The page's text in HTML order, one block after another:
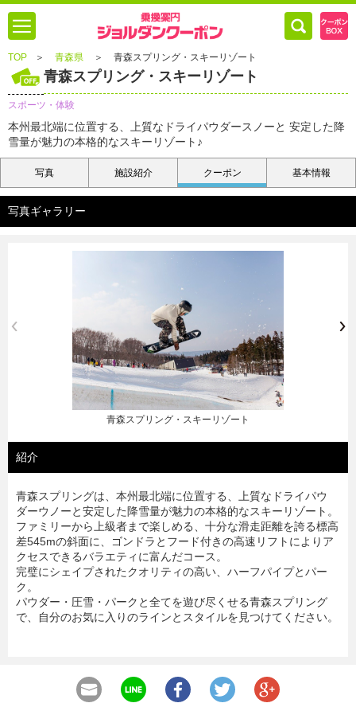
TOP ＞ 青森県 ＞ 青森スプリング・スキーリゾート
青森スプリング・スキーリゾート
スポーツ・体験
本州最北端に位置する、上質なドライパウダースノーと 安定した降
雪量が魅力の本格的なスキーリゾート♪
写真 施設紹介 クーポン 基本情報
写真ギャラリー
青森スプリング・スキーリゾート
紹介
青森スプリングは、本州最北端に位置する、上質なドライパウ
ダーウノーと安定した降雪量が魅力の本格的なスキーリゾート。
ファミリーから上級者まで楽しめる、十分な滑走距離を誇る標高
差545mの斜面に、ゴンドラとフード付きの高速リフトによりア
クセスできるバラエティに富んだコース。
完璧にシェイプされたクオリティの高い、ハーフパイプとパー
ク。
パウダー・圧雪・パークと全てを遊び尽くせる青森スプリング
で、自分のお気に入りのラインとスタイルを見つけてください。